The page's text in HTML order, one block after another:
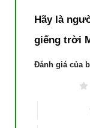
Hãy là
giếng trời
Đánh giá của